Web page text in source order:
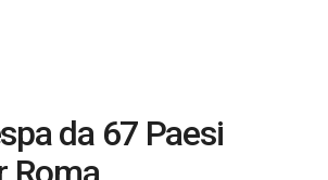
da 67 Paesi